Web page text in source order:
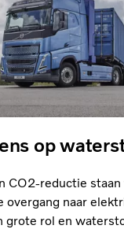
op
CO2-reductie
overgang naar
grote rol en